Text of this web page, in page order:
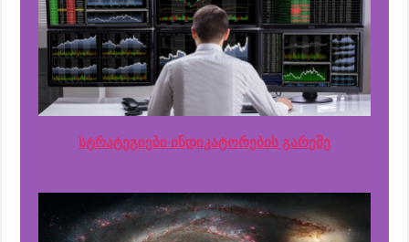
სტრატეგიები ინდიკატორების გარეშე